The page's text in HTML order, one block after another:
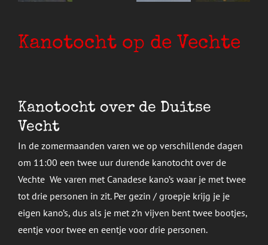
Kanotocht op de Vechte
Kanotocht over de Duitse
Vecht
In de zomermaanden varen we op verschillende dagen
om 11:00 een twee uur durende kanotocht over de
Vechte We varen met Canadese kano’s waar je met twee
tot drie personen in zit. Per gezin / groepje krijg je je
eigen kano’s, dus als je met z’n vijven bent twee bootjes,
eentje voor twee en eentje voor drie personen.